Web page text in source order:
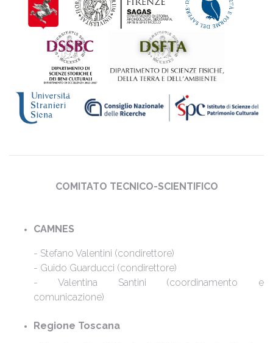
COMITATO TECNICO-SCIENTIFICO
CAMNES
- Stefano Valentini (condirettore)
- Guido Guarducci (condirettore)
- Valentina Santini (coordinamento e
comunicazione)
Regione Toscana